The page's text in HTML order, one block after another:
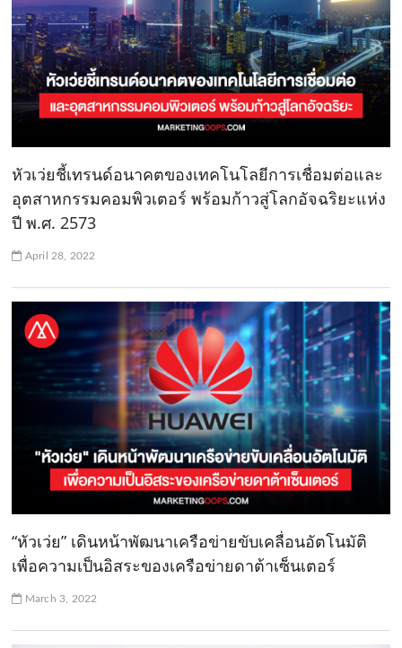
หัวเว่ยชี้เทรนด์อนาคตของเทคโนโลยีการเชื่อมต่อและ
อุตสาหกรรมคอมพิวเตอร์ พร้อมก้าวสู่โลกอัจฉริยะแห่ง
ปี พ.ศ. 2573
April 28, 2022
“หัวเว่ย” เดินหน้าพัฒนาเครือข่ายขับเคลื่อนอัตโนมัติ
เพื่อความเป็นอิสระของเครือข่ายดาต้าเซ็นเตอร์
March 3, 2022